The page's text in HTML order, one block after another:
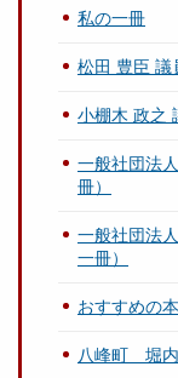
私の一冊
松田 豊臣 議
小棚木 政之
一般社団法
冊）
一般社団法
一冊）
おすすめの本
八峰町 堀内